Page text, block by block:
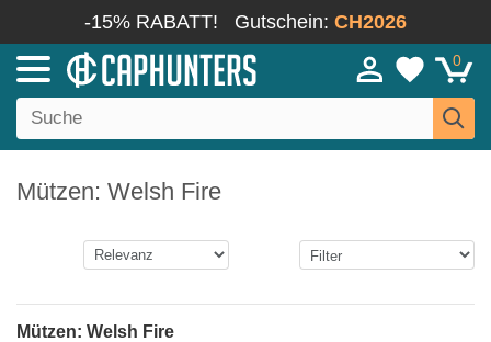
-15% RABATT! Gutschein: CH2026
0
Mützen: Welsh Fire
Mützen: Welsh Fire